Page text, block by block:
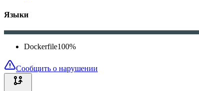
Языки
Dockerfile100%
Сообщить о нарушении